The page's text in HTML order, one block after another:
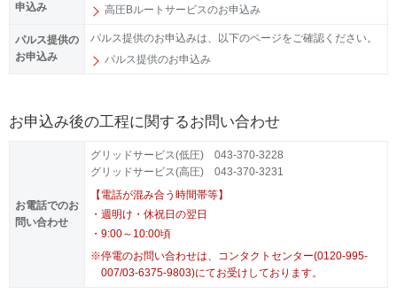
申込み
高圧Bルートサービスのお申込み
パルス提供の
お申込み
パルス提供のお申込みは、以下のページをご確認ください。
パルス提供のお申込み
お申込み後の工程に関するお問い合わせ
お電話でのお
問い合わせ
グリッドサービス(低圧) 043-370-3228
グリッドサービス(高圧) 043-370-3231
【電話が混み合う時間帯等】
・週明け・休祝日の翌日
・9:00～10:00頃
※停電のお問い合わせは、コンタクトセンター(0120-995-
007/03-6375-9803)にてお受けしております。